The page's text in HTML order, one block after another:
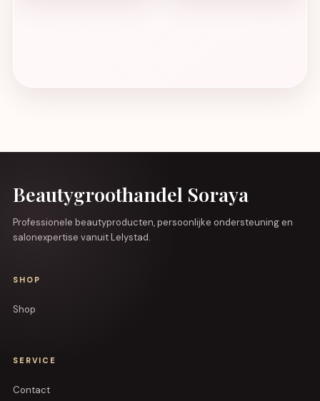
Beautygroothandel Soraya
Professionele beautyproducten, persoonlijke ondersteuning en
salonexpertise vanuit Lelystad.
SHOP
Shop
SERVICE
Contact